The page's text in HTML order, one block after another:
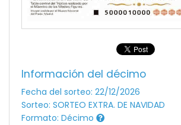
Información del décimo
Fecha del sorteo: 22/12/2026
Sorteo: SORTEO EXTRA. DE NAVIDAD
Formato: Décimo